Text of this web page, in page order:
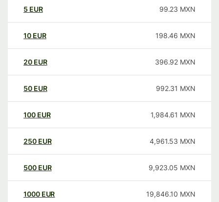
5 EUR 99.23 MXN
10 EUR 198.46 MXN
20 EUR 396.92 MXN
50 EUR 992.31 MXN
100 EUR 1,984.61 MXN
250 EUR 4,961.53 MXN
500 EUR 9,923.05 MXN
1000 EUR 19,846.10 MXN